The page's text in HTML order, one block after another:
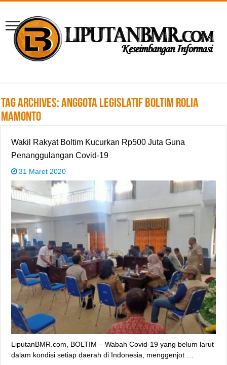
Tag Archives:Anggota Legislatif Boltim Rolia
Mamonto
Wakil Rakyat Boltim Kucurkan Rp500 Juta Guna
Penanggulangan Covid-19
31 Maret 2020
LiputanBMR.com, BOLTIM – Wabah Covid-19 yang belum larut
dalam kondisi setiap daerah di Indonesia, menggenjot …